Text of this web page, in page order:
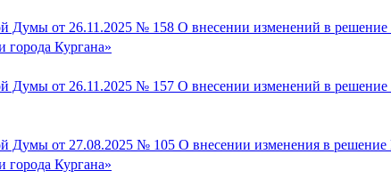
Думы от 26.11.2025 № 158 О внесении изменений в
города Кургана»
Думы от 26.11.2025 № 157 О внесении изменений в
Думы от 27.08.2025 № 105 О внесении изменения в
города Кургана»